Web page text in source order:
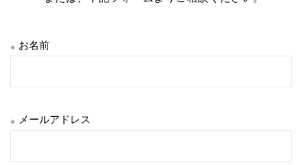
※ お名前
※ メールアドレス